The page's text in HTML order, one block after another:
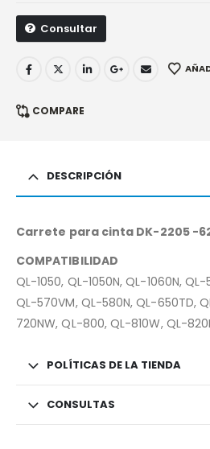
Consultar
COMPARE
DESCRIPCIÓN
Carrete para cinta DK-2205 -
COMPATIBILIDAD
QL-1050, QL-1050N, QL-1060N,
QL-570VM, QL-580N, QL-650TD,
720NW, QL-800, QL-810W, QL-
POLÍTICAS DE LA TIENDA
CONSULTAS